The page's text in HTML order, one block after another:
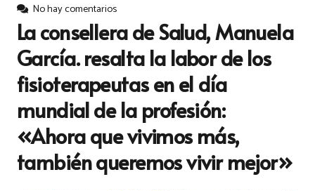
No hay comentarios
La consellera de Salud, Manuela
García. resalta la labor de los
fisioterapeutas en el día
mundial de la profesión:
«Ahora que vivimos más,
también queremos vivir mejor»